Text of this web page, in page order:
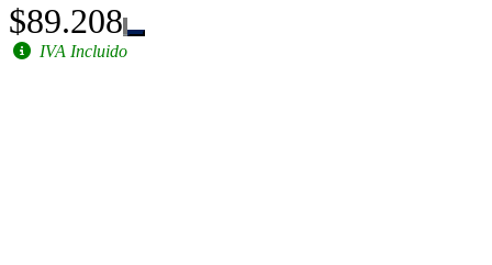
$89.208
IVA Incluido